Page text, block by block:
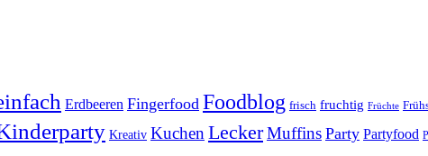
Erdbeeren Fingerfood Foodblog frisch fruchtig Früchte
Kreativ Kuchen LeckerMuffins Party Partyfood